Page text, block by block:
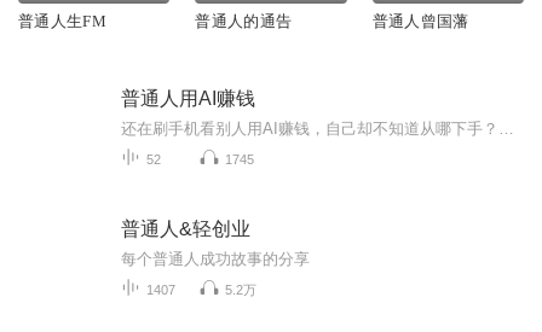
普通人生FM 普通人的通告 普通人曾国藩
普通人用AI赚钱
52 1745
普通人&轻创业
每个普通人成功故事的分享
1407 5.2万